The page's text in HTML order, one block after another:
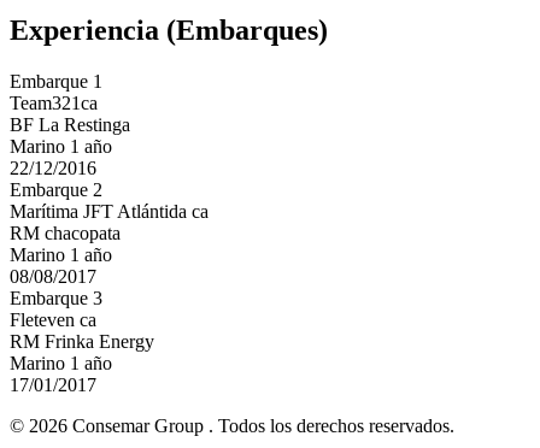
Experiencia (Embarques)
Embarque 1
Team321ca
BF La Restinga
Marino 1 año
22/12/2016
Embarque 2
Marítima JFT Atlántida ca
RM chacopata
Marino 1 año
08/08/2017
Embarque 3
Fleteven ca
RM Frinka Energy
Marino 1 año
17/01/2017
© 2026 Consemar Group . Todos los derechos reservados.